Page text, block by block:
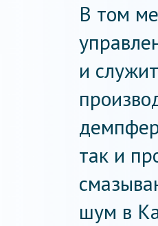
В том
и
так и
шум в